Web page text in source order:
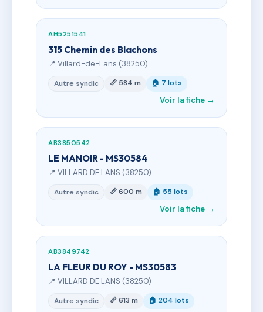
AH5251541
315 Chemin des Blachons
📍 Villard-de-Lans (38250)
Autre syndic 📏 584 m 🏠 7 lots
Voir la fiche →
AB3850542
LE MANOIR - MS30584
📍 VILLARD DE LANS (38250)
Autre syndic 📏 600 m 🏠 55 lots
Voir la fiche →
AB3849742
LA FLEUR DU ROY - MS30583
📍 VILLARD DE LANS (38250)
Autre syndic 📏 613 m 🏠 204 lots